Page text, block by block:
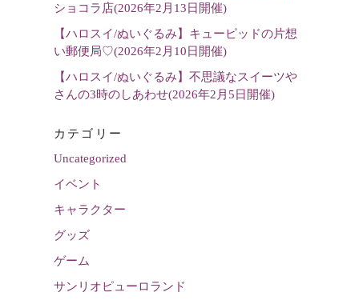
ショコラ店(2026年2月13日開催)
【ハロスイ/ぬいぐるみ】キューピッドの片想
い郵便局♡(2026年2月10日開催)
【ハロスイ/ぬいぐるみ】不思議なスイーツや
さんの3時のしあわせ(2026年2月5日開催)
カテゴリー
Uncategorized
イベント
キャラクター
グッズ
ゲーム
サンリオピューロランド